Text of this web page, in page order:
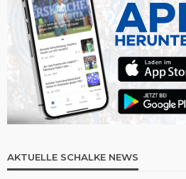
AKTUELLE SCHALKE NEWS